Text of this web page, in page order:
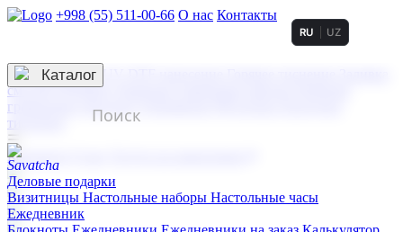
+998 (55) 511-00-66 О нас Контакты
3D гравировка
смолой (Doming)
гравировка твердая
тиснение
RU UZ
☰
Контакты
Каталог
Деловые подарки
Визитницы Настольные наборы Настольные часы
Ежедневник